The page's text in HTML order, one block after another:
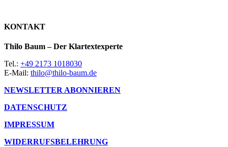
KONTAKT
Thilo Baum – Der Klartextexperte
Tel.: +49 2173 1018030
E-Mail: thilo@thilo-baum.de
NEWSLETTER ABONNIEREN
DATENSCHUTZ
IMPRESSUM
WIDERRUFSBELEHRUNG